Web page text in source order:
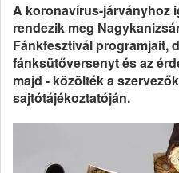
A koronavírus-járványhoz
rendezik meg
Fánkfesztivál programjait,
fánksütőversenyt és az
majd - közölték a
sajtótájékoztatóján.